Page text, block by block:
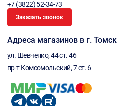
+7 (3822) 52-34-73
Заказать звонок
Адреса магазинов в г. Томск
ул. Шевченко, 44 ст. 46
пр-т Комсомольский, 7 ст. 6